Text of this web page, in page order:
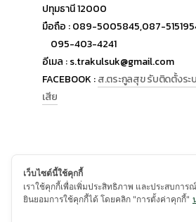
ปทุมธานี 12000
มือถือ :089-5005845,087-
095-403-4241
อีเมล :s.trakulsuk@gmail.com
FACEBOOK :ส.ตระกูลสุข รับติดตั้งระ
เสีย
เว็บไซต์นี้ใช้คุกกี้
เราใช้คุกกี้เพื่อเพิ่มประสิทธิภาพ และประสบกา
ยินยอมการใช้คุกกี้ได้ โดยคลิก "การตั้งค่าคุกกี้"